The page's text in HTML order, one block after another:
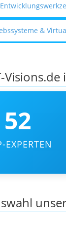
&
Visions.de
52
EXPERTEN